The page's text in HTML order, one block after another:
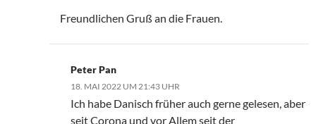
Freundlichen Gruß an die Frauen.
Peter Pan
18. MAI 2022 UM 21:43 UHR
Ich habe Danisch früher auch gerne gelesen, aber
seit Corona und vor Allem seit der